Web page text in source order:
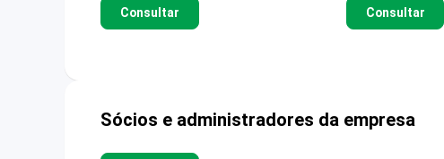
Consultar Consultar
Sócios e administradores da empresa